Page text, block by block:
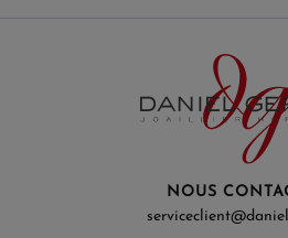
NOUS